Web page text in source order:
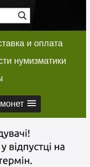
и оплата
нумизматики